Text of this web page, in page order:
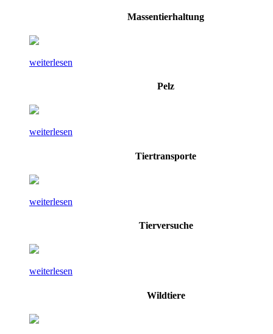
Massentierhaltung
weiterlesen
Pelz
weiterlesen
Tiertransporte
weiterlesen
Tierversuche
weiterlesen
Wildtiere